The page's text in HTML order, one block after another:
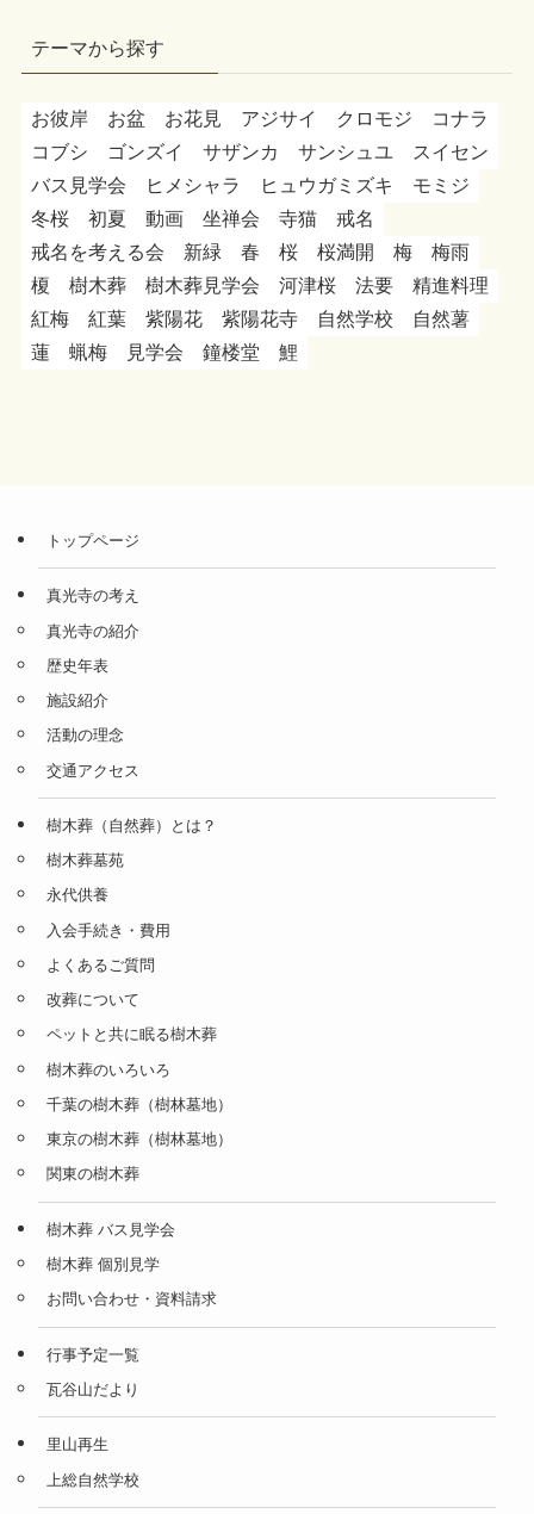
テーマから探す
お彼岸 お盆 お花見 アジサイ クロモジ
コナラ
コブシ
ゴンズイ サザンカ サンシュユ
スイセン
バス見学会
ヒメシャラ ヒュウガミズキ
モミジ
冬桜
初夏 動画 坐禅会 寺猫
戒名
戒名を考える会
新緑 春 桜 桜満開 梅
梅雨
榎
樹木葬 樹木葬見学会 河津桜 法要
精進料理
紅梅
紅葉 紫陽花 紫陽花寺 自然学校
自然薯
蓮
蝋梅 見学会 鐘楼堂 鯉
トップページ
真光寺の考え
真光寺の紹介
歴史年表
施設紹介
活動の理念
交通アクセス
樹木葬（自然葬）とは？
樹木葬墓苑
永代供養
入会手続き・費用
よくあるご質問
改葬について
ペットと共に眠る樹木葬
樹木葬のいろいろ
千葉の樹木葬（樹林墓地）
東京の樹木葬（樹林墓地）
関東の樹木葬
樹木葬 バス見学会
樹木葬 個別見学
お問い合わせ・資料請求
行事予定一覧
瓦谷山だより
里山再生
上総自然学校